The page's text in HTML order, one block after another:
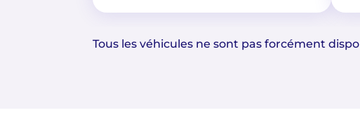
Tous les véhicules ne sont pas forcément